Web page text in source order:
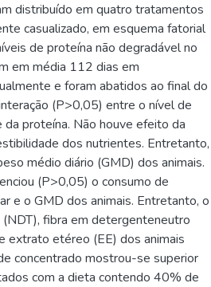
distribuído em quatro tratamentos
casualizado, em esquema fatorial
de proteína não degradável no
em média 112 dias em
e foram abatidos ao final do
(P>0,05) entre o nível de
proteína. Não houve efeito da
dos nutrientes. Entretanto,
médio diário (GMD) dos animais.
(P>0,05) o consumo de
e o GMD dos animais. Entretanto, o
fibra em detergenteneutro
extrato etéreo (EE) dos animais
concentrado mostrou-se superior
com a dieta contendo 40% de